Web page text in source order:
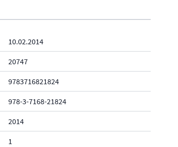
10.02.2014
20747
9783716821824
978-3-7168-21824
2014
1